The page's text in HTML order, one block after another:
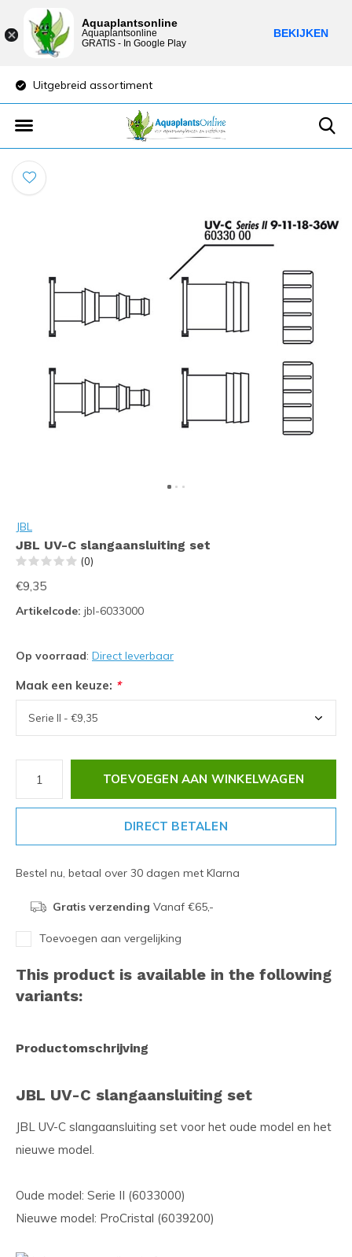
Uitgebreid assortiment
JBL
JBL UV-C slangaansluiting set
(0)
€9,35
Artikelcode: jbl-6033000
Op voorraad: Direct leverbaar
Maak een keuze: *
TOEVOEGEN AAN WINKELWAGEN
DIRECT BETALEN
Bestel nu, betaal over 30 dagen met Klarna
Gratis verzending Vanaf €65,-
Toevoegen aan vergelijking
This product is available in the following
variants:
Productomschrijving
JBL UV-C slangaansluiting set
JBL UV-C slangaansluiting set voor het oude model en het
nieuwe model.
Oude model: Serie II (6033000)
Nieuwe model: ProCristal (6039200)
Aquaplantsonline
Aquaplantsonline
GRATIS - In Google Play
BEKIJKEN